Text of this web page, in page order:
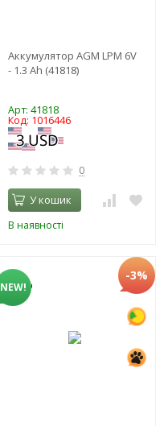
Аккумулятор AGM LPM 6V
- 1.3 Ah (41818)
Арт: 41818
Код: 1016446
0
У кошик
В наявності
NEW!
-3%